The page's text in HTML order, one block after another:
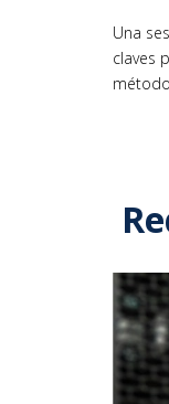
Una
claves